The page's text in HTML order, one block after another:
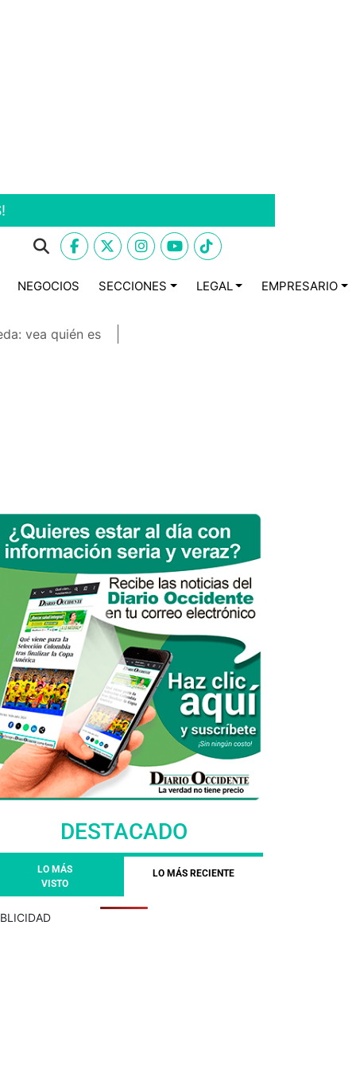
NEGOCIOS SECCIONES LEGAL EMPRESARIO
vea quién es
DESTACADO
LO MÁS
VISTO
LO MÁS RECIENTE